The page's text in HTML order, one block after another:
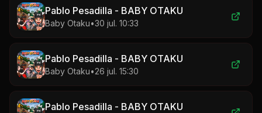
Pablo Pesadilla - BABY OTAKU
Baby Otaku•30 jul. 10:33
Pablo Pesadilla - BABY OTAKU
Baby Otaku•26 jul. 15:30
Pablo Pesadilla - BABY OTAKU